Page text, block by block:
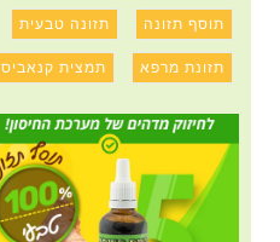
תוסף תזונה תזונה טבעית
תזונת מרפא תמצית קנאביס